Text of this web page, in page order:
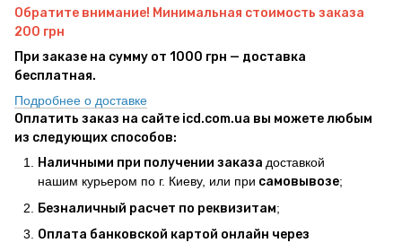
Обратите внимание! Минимальная стоимость заказа
200 грн
При заказе на сумму от 1000 грн — доставка
бесплатная.
Подробнее о доставке
Оплатить заказ на сайте icd.com.ua вы можете любым
из следующих способов:
Наличными при получении заказа доставкой
нашим курьером по г. Киеву, или при самовывозе;
Безналичный расчет по реквизитам;
Оплата банковской картой онлайн через